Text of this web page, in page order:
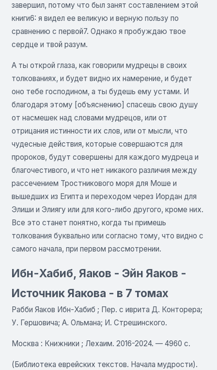
завершил, потому что был занят составлением этой
книги6: я видел ее великую и верную пользу по
сравнению с первой7. Однако я пробуждаю твое
сердце и твой разум.
А ты открой глаза, как говорили мудрецы в своих
толкованиях, и будет видно их намерение, и будет
оно тебе господином, а ты будешь ему устами. И
благодаря этому [объяснению] спасешь свою душу
от насмешек над словами мудрецов, или от
отрицания истинности их слов, или от мысли, что
чудесные действия, которые совершаются для
пророков, будут совершены для каждого мудреца и
благочестивого, и что нет никакого различия между
рассечением Тростникового моря для Моше и
вышедших из Египта и переходом через Иордан для
Элиши и Элиягу или для кого-либо другого, кроме них.
Все это станет понятно, когда ты примешь
толкования буквально или согласно тому, что видно с
самого начала, при первом рассмотрении.
Ибн-Хабиб, Яаков - Эйн Яаков -
Источник Яакова - в 7 томах
Рабби Яаков Ибн-Хабиб ; Пер. с иврита Д. Конторера;
У. Гершовича; А. Ольмана; И. Стрешинского.
Москва : Книжники ; Лехаим. 2016-2024. — 4960 с.
(Библиотека еврейских текстов. Начала мудрости).